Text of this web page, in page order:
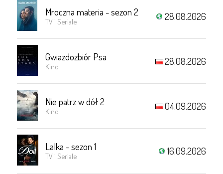
Mroczna materia - sezon 2
TV i Seriale 28.08.2026
Gwiazdozbiór Psa
Kino 28.08.2026
Nie patrz w dół 2
Kino 04.09.2026
Lalka - sezon 1
TV i Seriale 16.09.2026